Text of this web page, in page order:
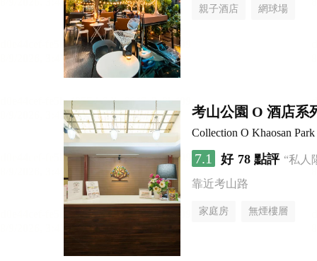
親子酒店 網球場
考山公園 O 酒店系
Collection O Khaosan Park
7.1 好 78 點評 “私人
靠近考山路
家庭房 無煙樓層